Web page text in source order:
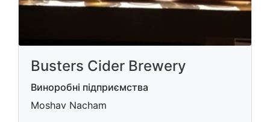
Busters Cider Brewery
Виноробні підприємства
Moshav Nacham